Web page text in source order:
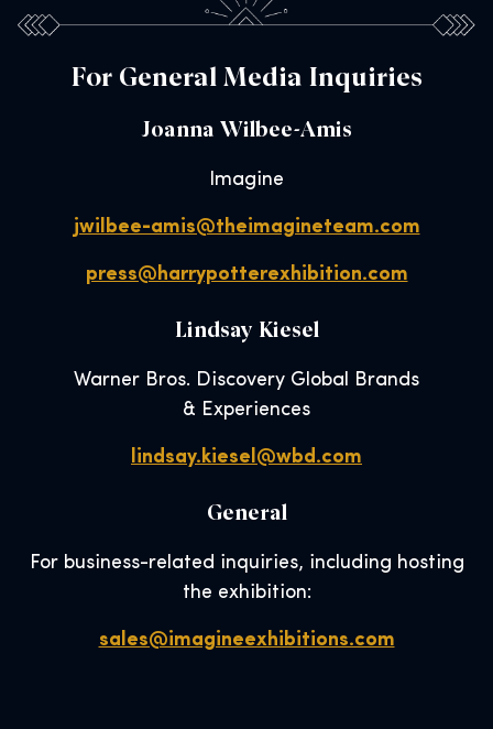
For General Media Inquiries
Joanna Wilbee-Amis
Imagine
jwilbee-amis@theimagineteam.com
press@harrypotterexhibition.com
Lindsay Kiesel
Warner Bros. Discovery Global Brands
& Experiences
lindsay.kiesel@wbd.com
General
For business-related inquiries, including hosting
the exhibition:
sales@imagineexhibitions.com